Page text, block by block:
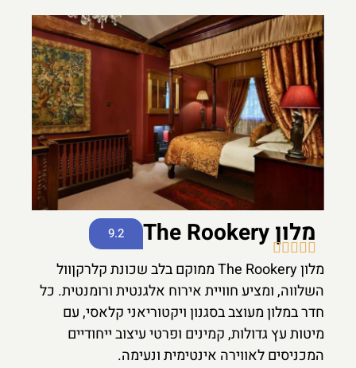
מלון The Rookery 9.2



מלון The Rookery ממוקם בלב שכונת קלרקןוול
השלווה, ומציע חוויית אירוח אלגנטית ורומנטית. כל
חדר במלון מעוצב בסגנון ויקטוריאני קלאסי, עם
מיטות עץ גדולות, קמינים ופרטי עיצוב ייחודיים
המכניסים לאווירה אינטימית ונעימה.